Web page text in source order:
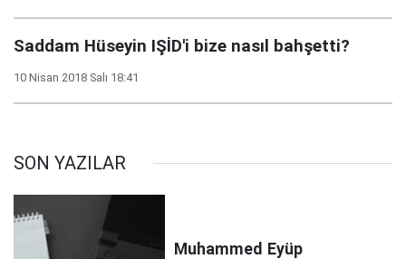
Saddam Hüseyin IŞİD'i bize nasıl bahşetti?
10 Nisan 2018 Salı 18:41
SON YAZILAR
Muhammed Eyüp